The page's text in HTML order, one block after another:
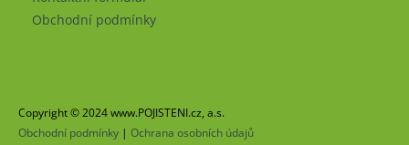
Obchodní podmínky
Copyright © 2024 www.POJISTENI.cz, a.s.
Obchodní podmínky | Ochrana osobních údajů